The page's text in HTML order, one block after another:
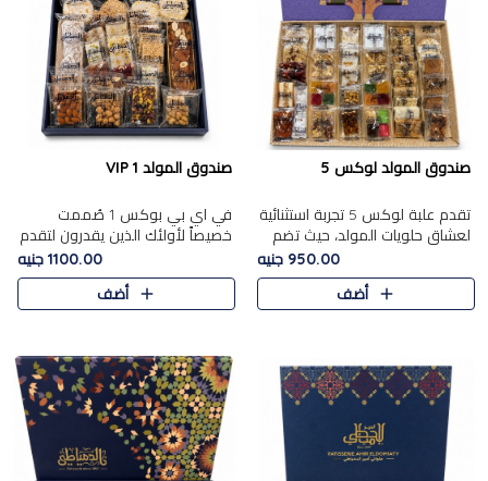
صندوق المولد لوكس 5
تقدم علبة لوكس 5 تجربة استثنائية
لعشاق حلويات المولد، حيث تضم
42 قطعة من تشكيلة فاخرة تجمع
بين أشهر الأصناف التقليدية وأصناف
مميزة مختارة بع..
950.00 جنيه
أضف
صندوق المولد VIP 1
في اي بي بوكس 1 صُممت
خصيصاً لأولئك الذين يقدرون لتقدم
تجربة استثنائية بوكس تجمع بين
أفخر حلويات المولد المصري مع
تشكيلة مختارة من الأصناف ..
1100.00 جنيه
أضف